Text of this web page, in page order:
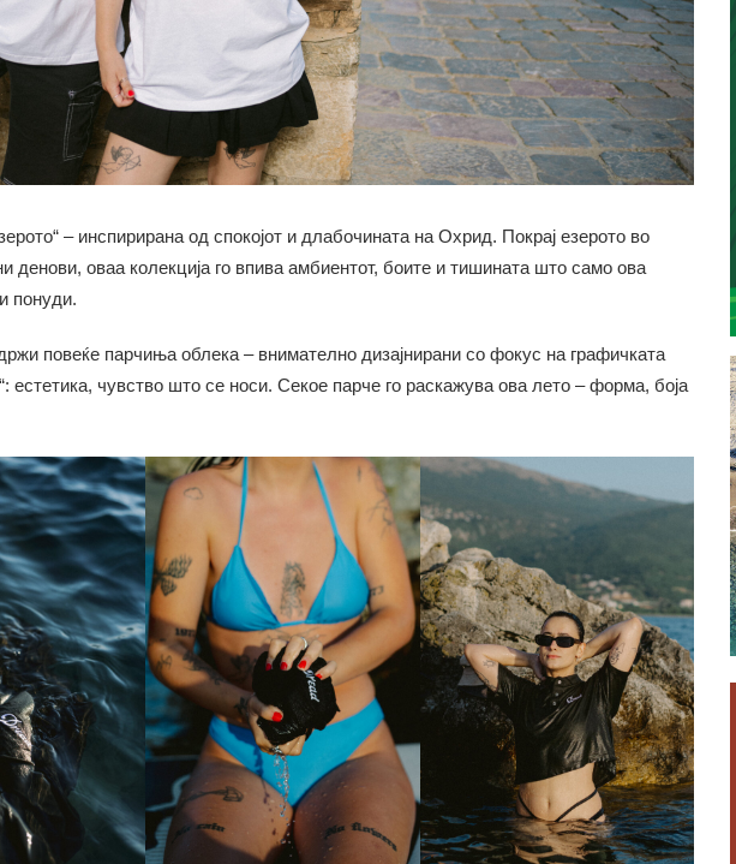
– инспирирана од спокојот и длабочината на Охрид. Покрај езерото во
денови, оваа колекција го впива амбиентот, боите и тишината што само ова
понуди.
повеќе парчиња облека – внимателно дизајнирани со фокус на графичката
естетика, чувство што се носи. Секое парче го раскажува ова лето – форма, боја